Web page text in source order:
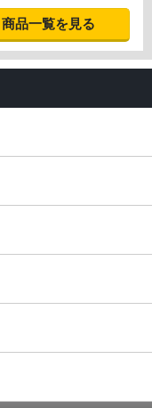
商品一覧を見る